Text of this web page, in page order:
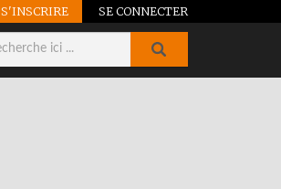
S'INSCRIRE SE CONNECTER